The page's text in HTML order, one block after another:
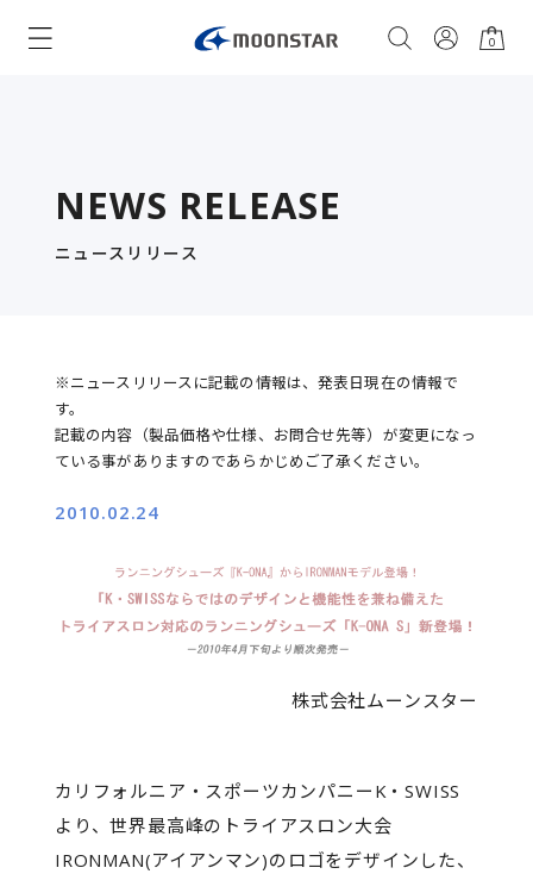
0
NEWS RELEASE
ニュースリリース
※ニュースリリースに記載の情報は、発表日現在の情報で
す。
記載の内容（製品価格や仕様、お問合せ先等）が変更になっ
ている事がありますのであらかじめご了承ください。
2010.02.24
株式会社ムーンスター
カリフォルニア・スポーツカンパニーK・SWISS
より、世界最高峰のトライアスロン大会
IRONMAN(アイアンマン)のロゴをデザインした、